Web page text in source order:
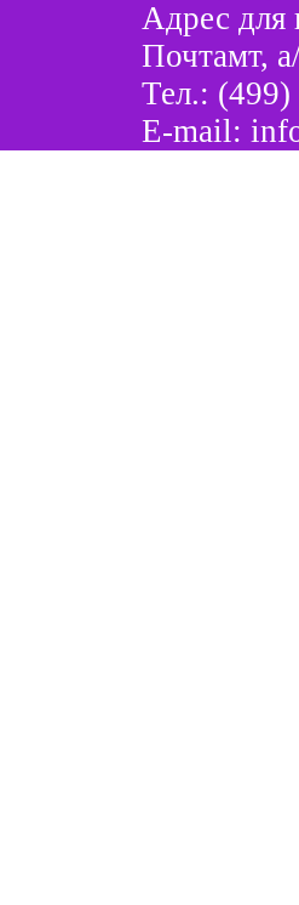
Адрес для
Почтамт,
Тел.:
E-mail: